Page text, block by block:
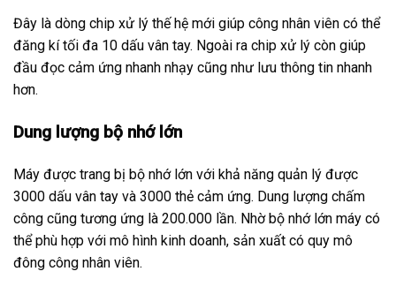
Đây là dòng chip xử lý thế hệ mới giúp công nhân viên có thể
đăng kí tối đa 10 dấu vân tay. Ngoài ra chip xử lý còn giúp
đầu đọc cảm ứng nhanh nhạy cũng như lưu thông tin nhanh
hơn.
Dung lượng bộ nhớ lớn
Máy được trang bị bộ nhớ lớn với khả năng quản lý được
3000 dấu vân tay và 3000 thẻ cảm ứng. Dung lượng chấm
công cũng tương ứng là 200.000 lần. Nhờ bộ nhớ lớn máy có
thể phù hợp với mô hình kinh doanh, sản xuất có quy mô
đông công nhân viên.